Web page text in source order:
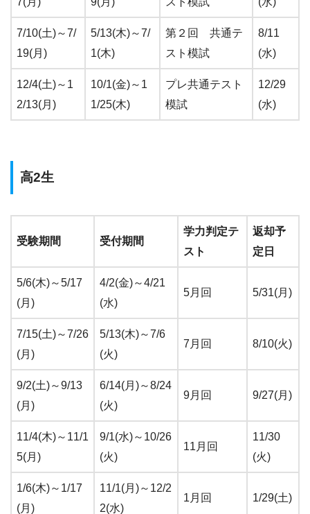
7/10(土)～7/
19(月)
5/13(木)～7/
1(木)
第２回 共通テ
スト模試
8/11
(水)
12/4(土)～1
2/13(月)
10/1(金)～1
1/25(木)
プレ共通テスト
模試
12/29
(水)
高2生
受験期間 受付期間
学力判定テ
スト
返却予
定日
5/6(木)～5/17
(月)
4/2(金)～4/21
(水)
5月回 5/31(月)
7/15(土)～7/26
(月)
5/13(木)～7/6
(火)
7月回 8/10(火)
9/2(土)～9/13
(月)
6/14(月)～8/24
(火)
9月回 9/27(月)
11/4(木)～11/1
5(月)
9/1(水)～10/26
(火)
11月回
11/30
(火)
1/6(木)～1/17
(月)
11/1(月)～12/2
2(水)
1月回 1/29(土)